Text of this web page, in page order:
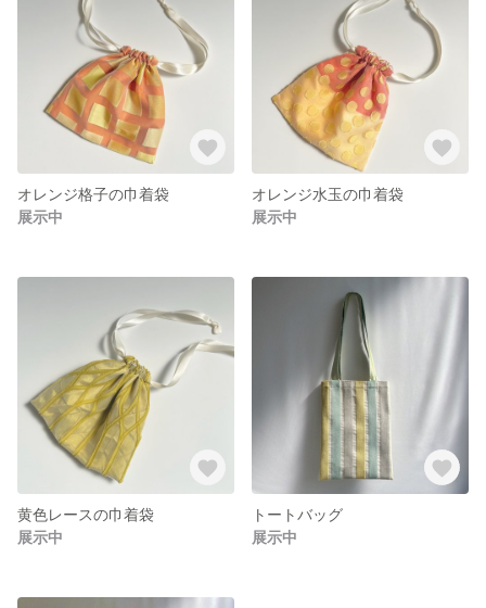
オレンジ格子の巾着袋
展示中
オレンジ水玉の巾着袋
展示中
黄色レースの巾着袋
展示中
トートバッグ
展示中